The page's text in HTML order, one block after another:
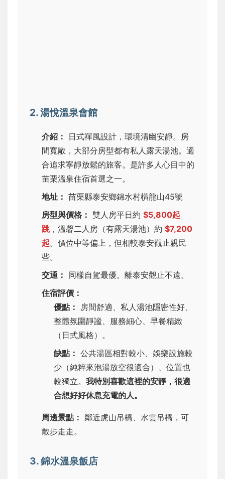
2. 湯悅溫泉會館
介紹：
日式禪風設計，環境清幽安靜。房
間寬敞，大部分房型都有私人露天湯池。適
合追求寧靜放鬆的旅客。是許多人心目中的
苗栗溫泉住宿首選之一。
地址： 苗栗縣泰安鄉錦水村橫龍山45號
房型與價格： 雙人房平日約 $5,800起
跳，溫馨二人房（有露天湯池）約 $7,200
起。價位中等偏上，但相較泰安觀止親民
些。
交通： 同樣自駕最優。離泰安觀止不遠。
住宿評價：
優點：
房間舒適、私人湯池隱密性好、
整體氛圍靜謐、服務細心、早餐精緻
（日式風格）。
缺點： 公共湯區相對較小、娛樂設施較
少（純粹來泡湯放空很適合）、位置也
較獨立。 我特別喜歡這裡的安靜，很適
合想好好休息充電的人。
周邊景點： 鄰近虎山吊橋、水雲吊橋，可
散步走走。
3. 錦水溫泉飯店